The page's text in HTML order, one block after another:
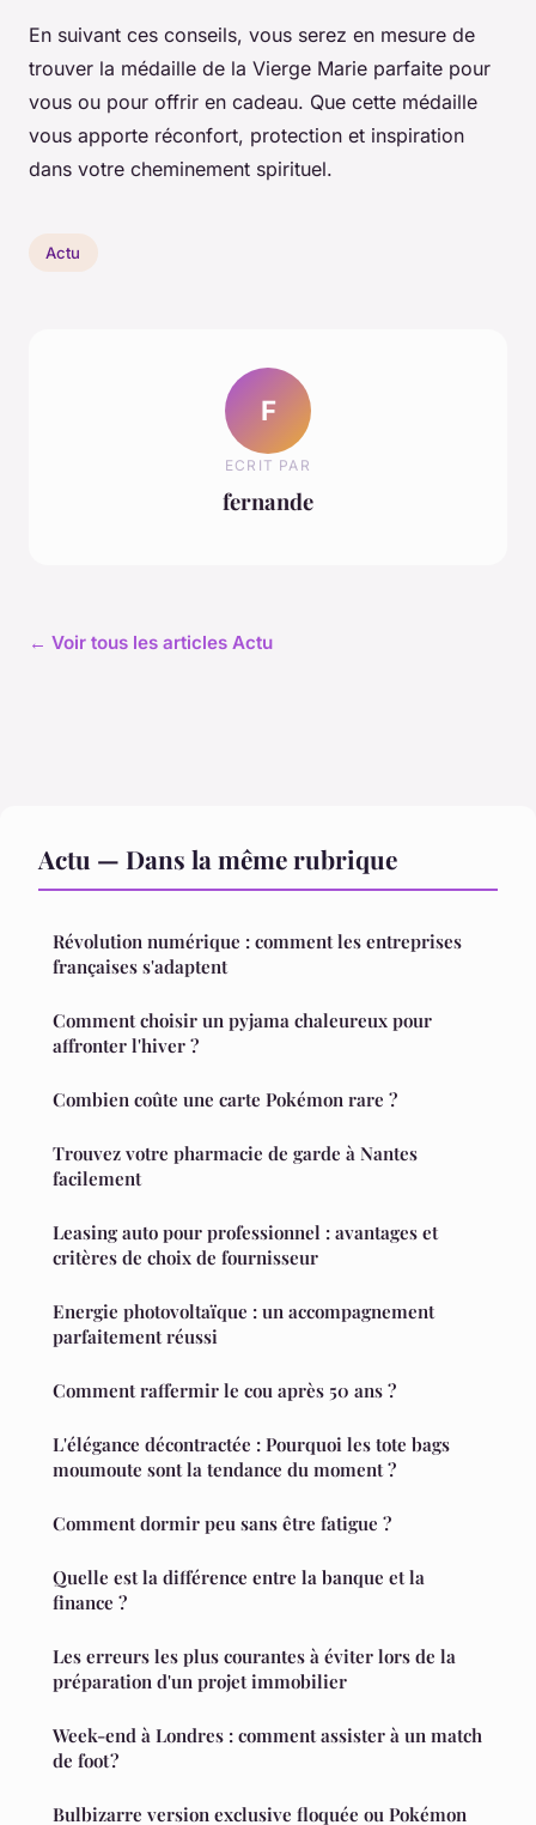
En suivant ces conseils, vous serez en mesure de
trouver la médaille de la Vierge Marie parfaite pour
vous ou pour offrir en cadeau. Que cette médaille
vous apporte réconfort, protection et inspiration
dans votre cheminement spirituel.
Actu
F
ECRIT PAR
fernande
← Voir tous les articles Actu
Actu — Dans la même rubrique
Révolution numérique : comment les entreprises
françaises s'adaptent
Comment choisir un pyjama chaleureux pour
affronter l'hiver ?
Combien coûte une carte Pokémon rare ?
Trouvez votre pharmacie de garde à Nantes
facilement
Leasing auto pour professionnel : avantages et
critères de choix de fournisseur
Energie photovoltaïque : un accompagnement
parfaitement réussi
Comment raffermir le cou après 50 ans ?
L'élégance décontractée : Pourquoi les tote bags
moumoute sont la tendance du moment ?
Comment dormir peu sans être fatigue ?
Quelle est la différence entre la banque et la
finance ?
Les erreurs les plus courantes à éviter lors de la
préparation d'un projet immobilier
Week-end à Londres : comment assister à un match
de foot ?
Bulbizarre version exclusive floquée ou Pokémon